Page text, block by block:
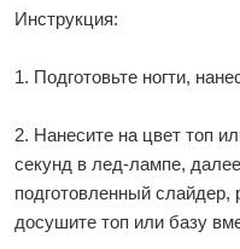
Инструкция:
1. Подготовьте ногти,
2. Нанесите на цвет топ
секунд в лед-лампе,
подготовленный слайдер,
досушите топ или базу